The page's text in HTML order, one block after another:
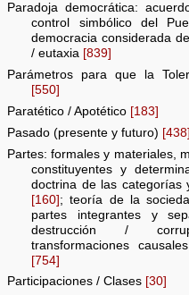
Paradoja democrática:
control simbólico del
democracia considerada
/ eutaxia [839]
Parámetros para que la
[550]
Paratético / Apotético [183]
Pasado (presente y futuro) [438]
Partes: formales y materiales,
constituyentes y
doctrina de las
[160]; teoría de la
partes integrantes y
destrucción /
transformaciones
[754]
Participaciones / Clases [30]